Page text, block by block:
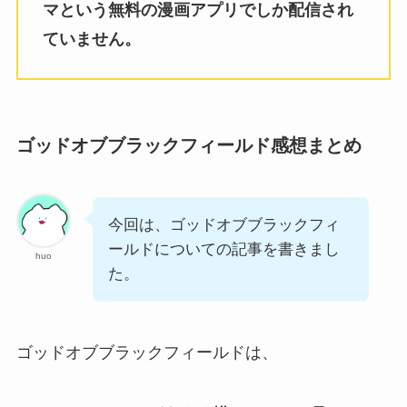
マという無料の漫画アプリでしか配信され
ていません。
ゴッドオブブラックフィールド感想まとめ
huo
今回は、ゴッドオブブラックフィ
ールドについての記事を書きまし
た。
ゴッドオブブラックフィールドは、